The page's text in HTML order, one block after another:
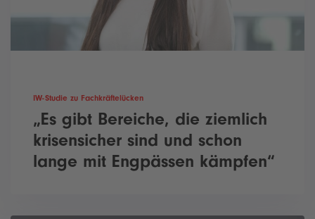
IW-Studie zu Fachkräftelücken
„Es gibt Bereiche, die ziemlich
krisensicher sind und schon
lange mit Engpässen kämpfen“